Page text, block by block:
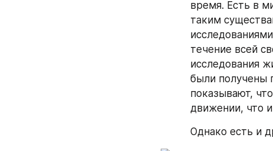
время. Есть в
таким
течение всей
исследования
были получены
показывают,
движении, что
Однако есть и